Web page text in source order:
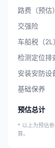
路费（预估）
交强险
车船税（2L
检测定位排
安装安防设
基础保养
预估总计
* 以上为预估
算。